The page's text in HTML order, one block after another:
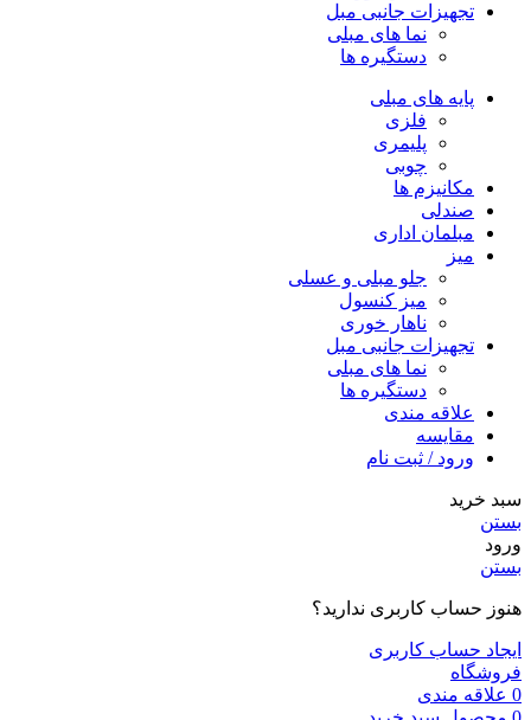
تجهیزات جانبی مبل
نما های مبلی
دستگیره ها
پایه های مبلی
فلزی
پلیمری
چوبی
مکانیزم ها
صندلی
مبلمان اداری
میز
جلو مبلی و عسلی
میز کنسول
ناهار خوری
تجهیزات جانبی مبل
نما های مبلی
دستگیره ها
علاقه مندی
مقایسه
ورود / ثبت نام
سبد خرید
بستن
ورود
بستن
هنوز حساب کاربری ندارید؟
ایجاد حساب کاربری
فروشگاه
0 علاقه مندی